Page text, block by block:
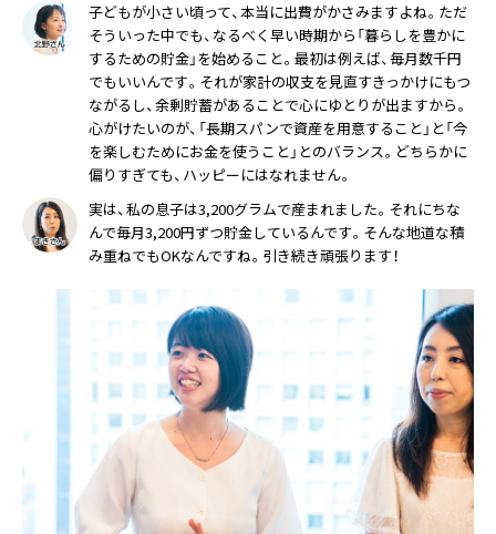
子どもが小さい頃って、本当に出費がかさみますよね。ただ
そういった中でも、なるべく早い時期から「暮らしを豊かに
するための貯金」を始めること。最初は例えば、毎月数千円
でもいいんです。それが家計の収支を見直すきっかけにもつ
ながるし、余剰貯蓄があることで心にゆとりが出ますから。
心がけたいのが、「長期スパンで資産を用意すること」と「今
を楽しむためにお金を使うこと」とのバランス。どちらかに
偏りすぎても、ハッピーにはなれません。
実は、私の息子は3,200グラムで産まれました。それにちな
んで毎月3,200円ずつ貯金しているんです。そんな地道な積
み重ねでもOKなんですね。引き続き頑張ります！